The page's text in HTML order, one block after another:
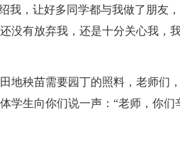
我，让好多同学都与我做了朋友
没有放弃我，还是十分关心我，
地秧苗需要园丁的照料，老师们
学生向你们说一声：“老师，你们